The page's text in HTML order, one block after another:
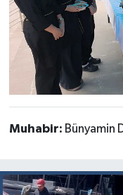
Muhabir: Bünyamin